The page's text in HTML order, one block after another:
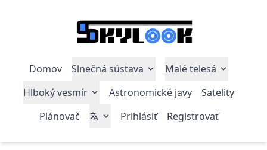
Domov Slnečná sústava
Malé telesá
Hlboký vesmír
Astronomické javy
Satelity
Plánovač
Prihlásiť Registrovať